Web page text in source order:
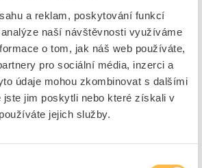
a reklam, poskytování funkcí
naší návštěvnosti využíváme
o tom, jak náš web používáte,
pro sociální média, inzerci a
údaje mohou zkombinovat s dalšími
jste jim poskytli nebo které získali v
jejich služby.
Svítidlo LED SOLA 24W 1980lm 4000K
kruh 380mm, IP44, bílá
11.169.730
5901477327858
IDEUS